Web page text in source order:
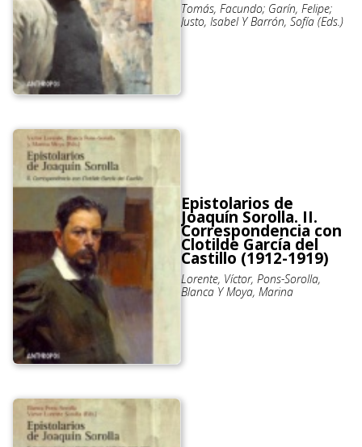
Tomás, Facundo; Garín, Felipe;
Justo, Isabel Y Barrón, Sofía (Eds.)
Epistolarios de
Joaquín Sorolla. II.
Correspondencia con
Clotilde García del
Castillo (1912-1919)
Lorente, Víctor, Pons-Sorolla,
Blanca Y Moya, Marina